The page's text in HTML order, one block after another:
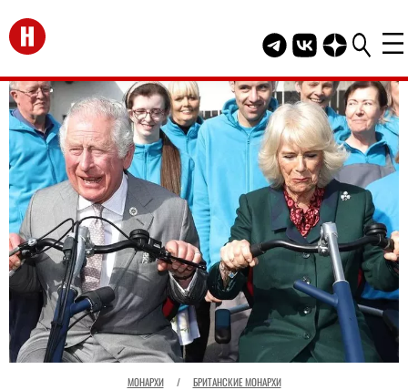
Перейти на главную
Telegram канал
Группа HELLO
Канал
МОНАРХИ / БРИТАНСКИЕ МОНАРХИ